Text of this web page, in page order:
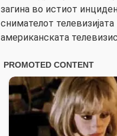
загина во истиот
снимателот
американската